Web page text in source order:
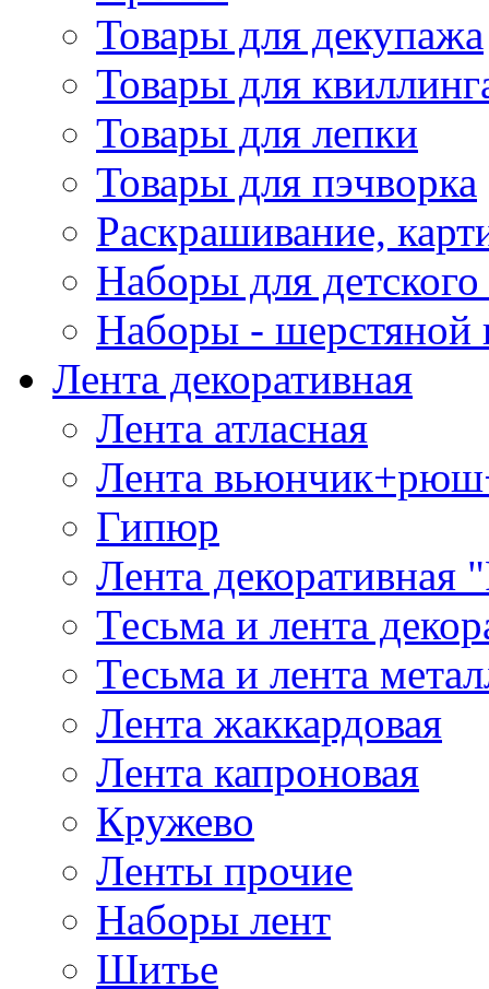
Товары для декупажа
Товары для
Товары для лепки
Товары для пэчворка
Раскрашивание,
Наборы для
Наборы - шерстяной
Лента декоративная
Лента атласная
Лента
Гипюр
Лента декоративная
Тесьма и лента
Тесьма и лента
Лента жаккардовая
Лента капроновая
Кружево
Ленты прочие
Наборы лент
Шитье